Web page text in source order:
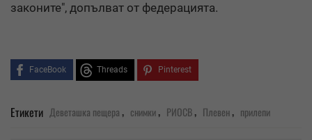
законите", допълват от федерацията.
FaceBook Threads Pinterest
Етикети Деветашка пещера, снимки, РИОСВ, Плевен, прилепи